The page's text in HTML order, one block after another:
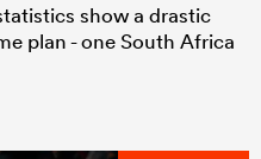
show a drastic
plan - one South Africa